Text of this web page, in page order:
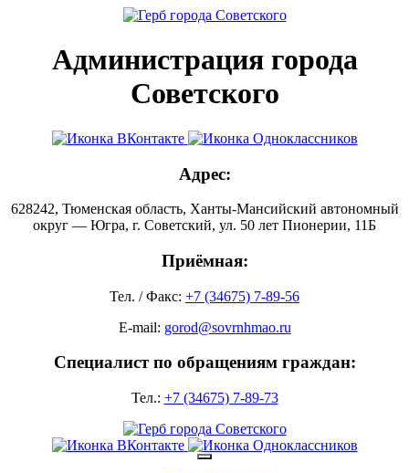
Администрация города
Советского
Адрес:
628242, Тюменская область, Ханты-Мансийский автономный
округ — Югра, г. Советский, ул. 50 лет Пионерии, 11Б
Приёмная:
Тел. / Факс: +7 (34675) 7-89-56
E-mail: gorod@sovrnhmao.ru
Специалист по обращениям граждан:
Тел.: +7 (34675) 7-89-73